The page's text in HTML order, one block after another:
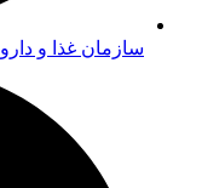
سازمان غذا و دارو